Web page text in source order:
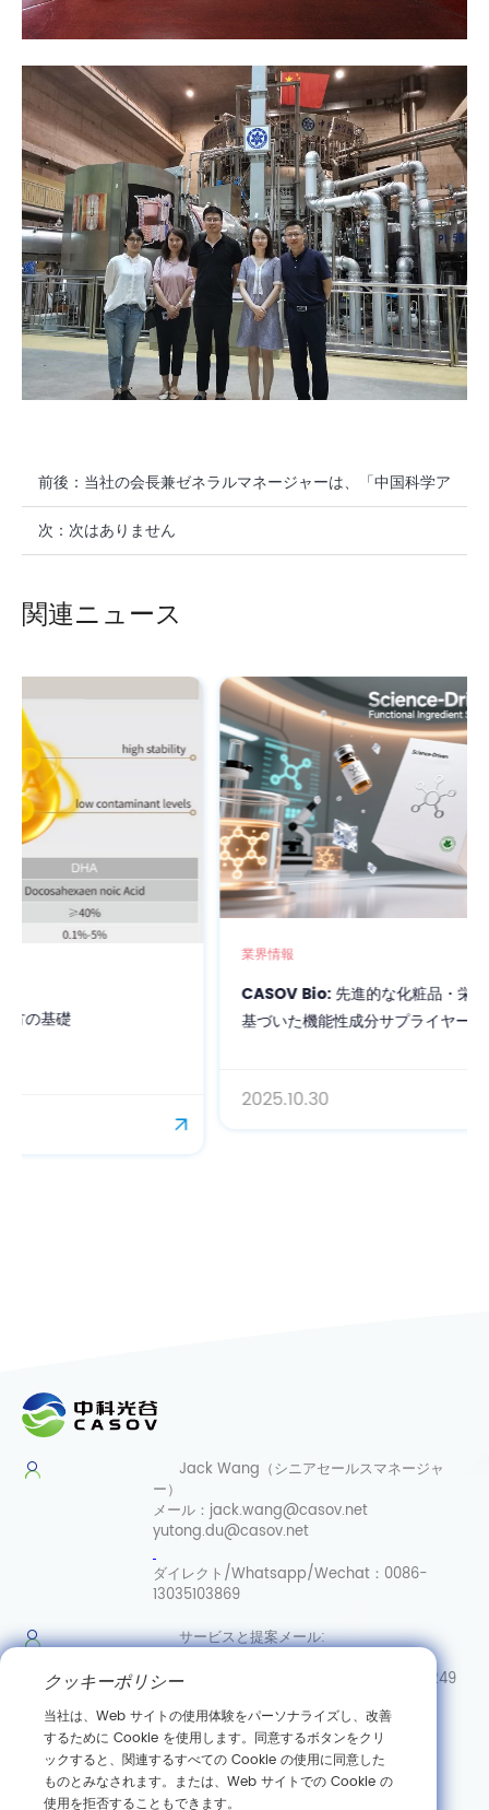
前後： 当社の会長兼ゼネラルマネージャーは、「中国科学ア
カデミー科学技術昇進開発賞」を受賞しました。
次： 次はありません
関連ニュース
CASOV Bio: 先進的な化粧品・栄養製剤のための科学に
基づいた機能性成分サプライヤー
Jack Wang（シニアセールスマネージャ
ー）
メール： jack.wang@casov.net
yutong.du@casov.net
ダイレクト/Whatsapp/Wechat： 0086-
13035103869
サービスと提案メール:
ト/Whatsapp/Wechat:
0086-15307143249
武漢合成
生物学イノベーションハブ
中国湖北省武漢市東湖新技術開発区高科園三路89号
クッキーポリシー
当社は、Web サイトの使用体験をパーソナライズし、改善
するために Cookie を使用します。同意するボタンをクリ
ックすると、関連するすべての Cookie の使用に同意した
ものとみなされます。または、Web サイトでの Cookie の
使用を拒否することもできます。